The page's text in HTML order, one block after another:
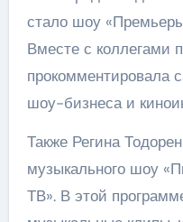
стало шоу
Вместе с коллегами
прокомментировала
шоу-бизнеса и
Также Регина
музыкального шоу
ТВ». В этой